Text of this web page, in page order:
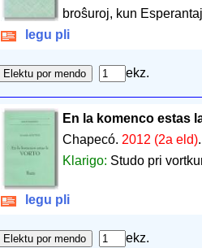
broŝuroj, kun
legu pli
ekz.
En la komenco estas
Chapecó. 2012 (2a eld)
Klarigo: Studo pri
legu pli
ekz.